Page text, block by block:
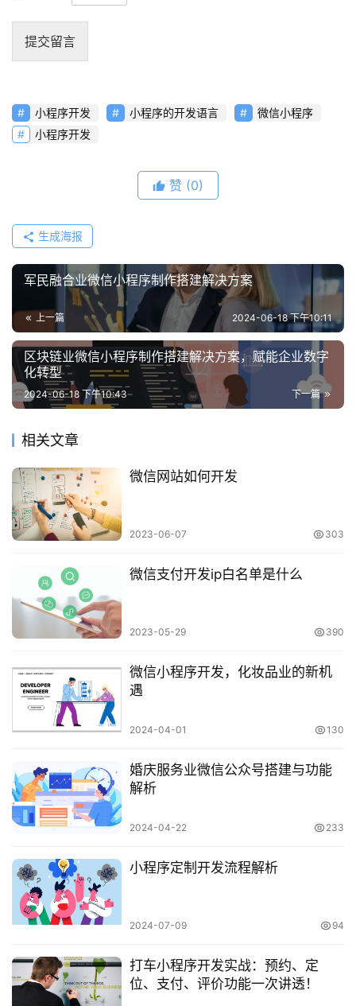
分
享
见
问
题
提交留言
小程序开发 小程序的开发语言
微信小程序
小程序开发
赞 (0)
生成海报
军民融合业微信小程序制作搭建解决方案
上一篇 2024-06-18 下午10:11
区块链业微信小程序制作搭建解决方案，赋能企业数字
化转型
下一篇
2024-06-18 下午10:43
相关文章
微信网站如何开发
2023-06-07 303
微信支付开发ip白名单是什么
2023-05-29 390
微信小程序开发，化妆品业的新机
遇
2024-04-01 130
婚庆服务业微信公众号搭建与功能
解析
2024-04-22 233
小程序定制开发流程解析
2024-07-09 94
打车小程序开发实战：预约、定
位、支付、评价功能一次讲透！